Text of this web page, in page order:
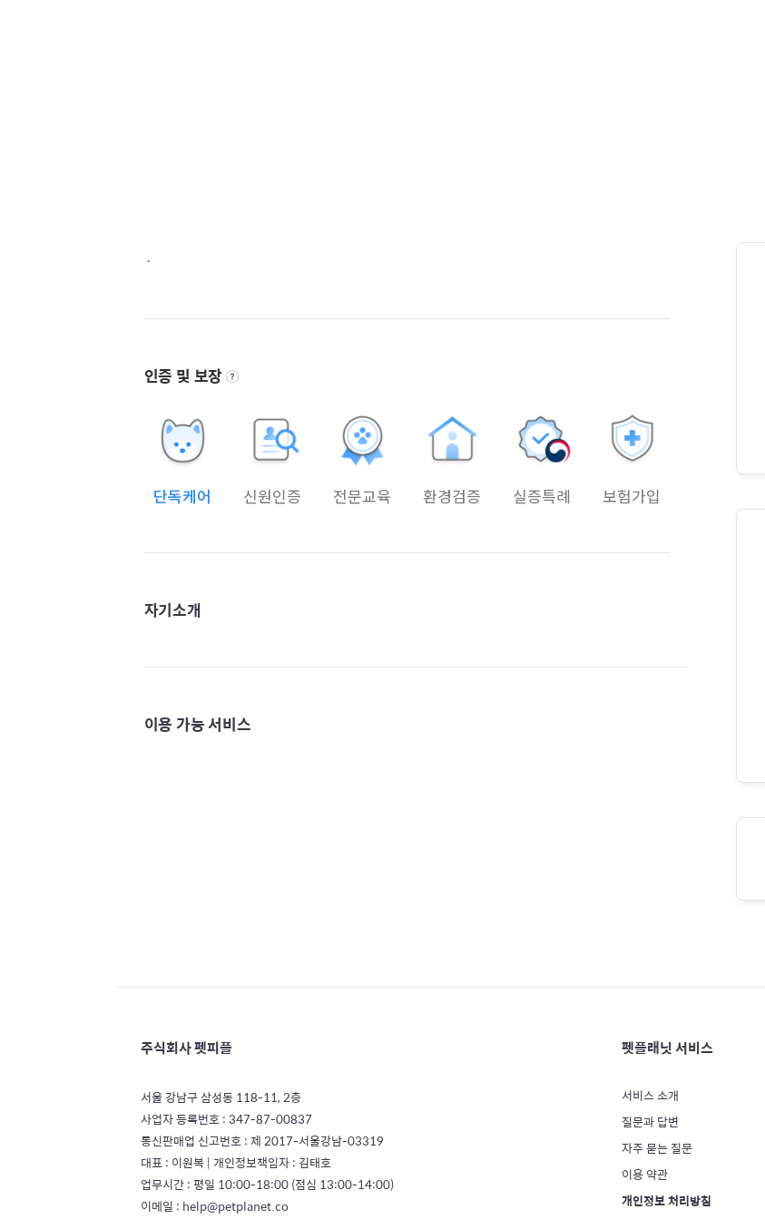
·
인증 및 보장
단독케어 신원인증 전문교육 환경검증 실증특례 보험가입
자기소개
이용 가능 서비스
주식회사 펫피플
서울 강남구 삼성동 118-11, 2층
사업자 등록번호 : 347-87-00837
통신판매업 신고번호 : 제 2017-서울강남-03319
대표 : 이원복 | 개인정보책임자 : 김태호
업무시간 : 평일 10:00-18:00 (점심 13:00-14:00)
이메일 : help@petplanet.co
펫플래닛 서비스
서비스 소개
질문과 답변
자주 묻는 질문
이용 약관
개인정보 처리방침